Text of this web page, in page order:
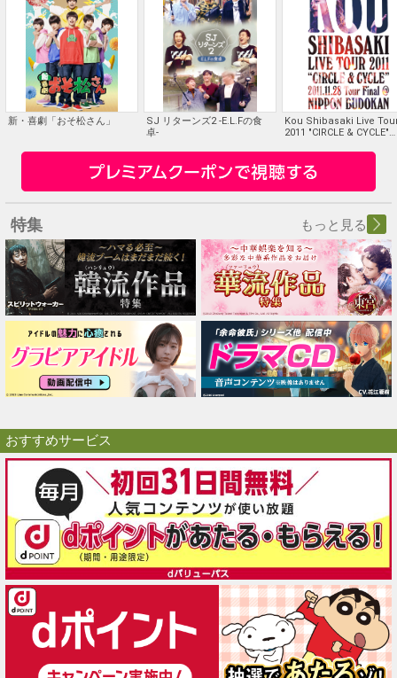
新・喜劇「おそ松さん」
SJ リターンズ2 -E.L.Fの食
卓-
Kou Shibasaki Live
2011 "CIRCLE & CYCLE"
NIPPON BUDOKAN
特集 もっと見る
おすすめサービス